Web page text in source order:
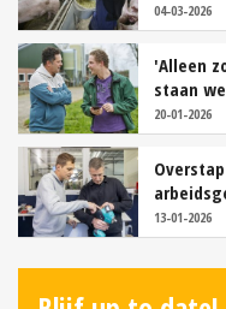
04-03-2026
'Alleen
staan
20-01-2026
13-01-2026